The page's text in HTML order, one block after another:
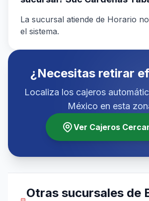
La sucursal atiende de Horario
el sistema.
¿Necesitas retirar
Localiza los cajeros
México en esta
Ver Cajeros
Otras sucursales de